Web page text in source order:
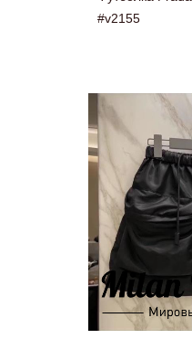
#v2155